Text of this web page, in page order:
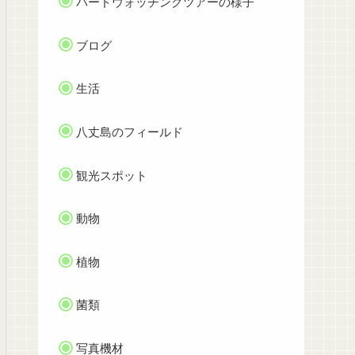
ブログ
生活
八丈島のフィールド
観光スポット
動物
植物
菌類
写真機材